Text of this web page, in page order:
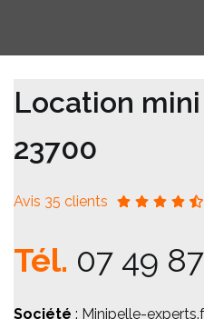
Location
23700
Avis 35 clients
Tél. 07 49
Société : Minipelle-